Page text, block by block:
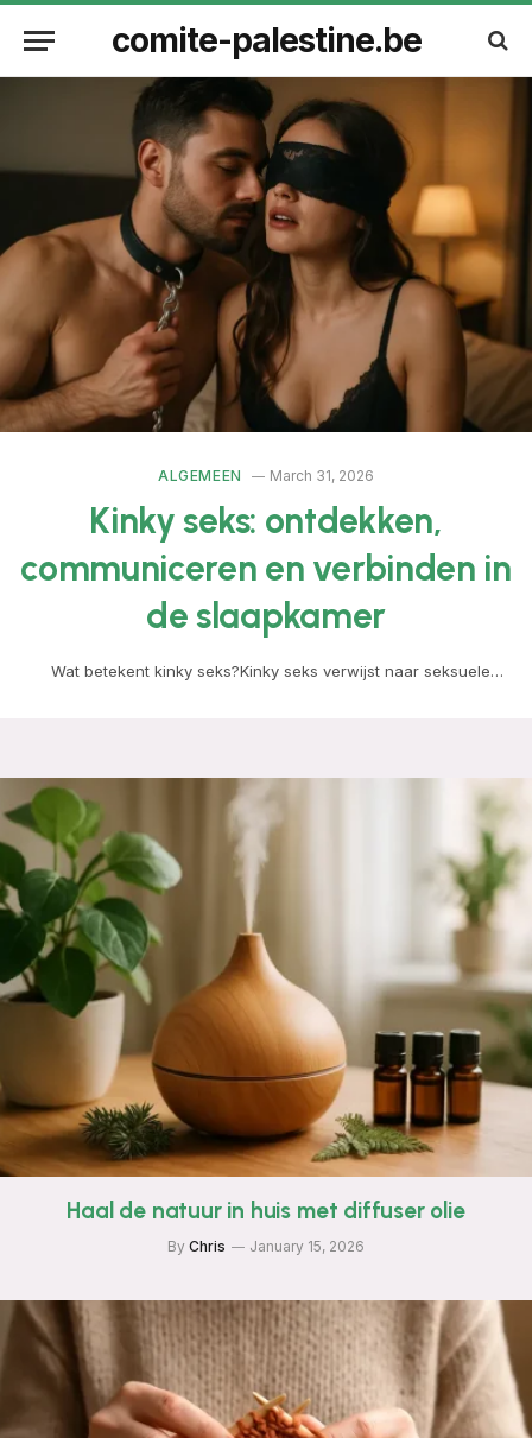
comite-palestine.be
ALGEMEEN March 31, 2026
Kinky seks: ontdekken,
communiceren en verbinden in
de slaapkamer
Wat betekent kinky seks?Kinky seks verwijst naar seksuele
Haal de natuur in huis met diffuser olie
By Chris January 15, 2026